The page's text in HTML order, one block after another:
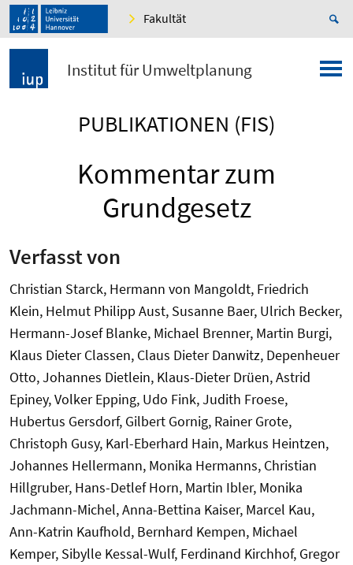
Fakultät
Institut für Umweltplanung
PUBLIKATIONEN (FIS)
Kommentar zum
Grundgesetz
Verfasst von
Christian Starck, Hermann von Mangoldt, Friedrich
Klein, Helmut Philipp Aust, Susanne Baer, Ulrich Becker,
Hermann-Josef Blanke, Michael Brenner, Martin Burgi,
Klaus Dieter Classen, Claus Dieter Danwitz, Depenheuer
Otto, Johannes Dietlein, Klaus-Dieter Drüen, Astrid
Epiney, Volker Epping, Udo Fink, Judith Froese,
Hubertus Gersdorf, Gilbert Gornig, Rainer Grote,
Christoph Gusy, Karl-Eberhard Hain, Markus Heintzen,
Johannes Hellermann, Monika Hermanns, Christian
Hillgruber, Hans-Detlef Horn, Martin Ibler, Monika
Jachmann-Michel, Anna-Bettina Kaiser, Marcel Kau,
Ann-Katrin Kaufhold, Bernhard Kempen, Michael
Kemper, Sibylle Kessal-Wulf, Ferdinand Kirchhof, Gregor